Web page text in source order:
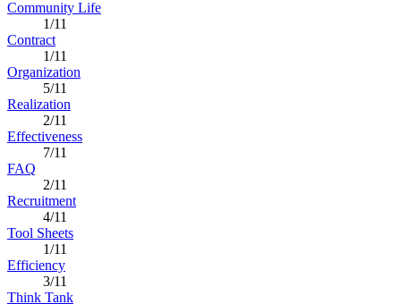
Community Life
1/11
Contract
1/11
Organization
5/11
Realization
2/11
Effectiveness
7/11
FAQ
2/11
Recruitment
4/11
Tool Sheets
1/11
Efficiency
3/11
Think Tank